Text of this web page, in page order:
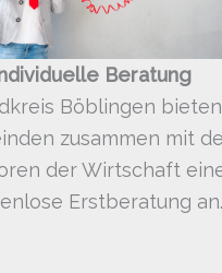
Beratung
Böblingen
zusammen mit
der Wirtschaft
Erstberatung an.